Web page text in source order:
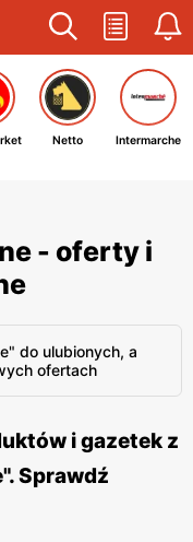
Netto Intermarche
- oferty i
do ulubionych, a
ofertach
i gazetek z
Sprawdź